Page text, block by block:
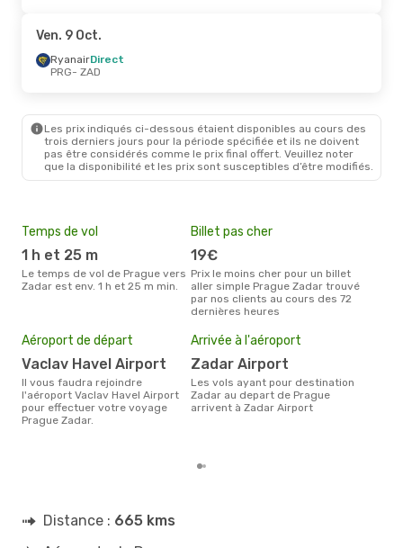
Ven. 9 Oct.
RyanairDirect
PRG- ZAD
Les prix indiqués ci-dessous étaient disponibles au cours des
trois derniers jours pour la période spécifiée et ils ne doivent
pas être considérés comme le prix final offert. Veuillez noter
que la disponibilité et les prix sont susceptibles d’être modifiés.
Temps de vol
1 h et 25 m
Le temps de vol de Prague vers
Zadar est env. 1 h et 25 m min.
Billet pas cher
19€
Prix le moins cher pour un billet
aller simple Prague Zadar trouvé
par nos clients au cours des 72
dernières heures
Aéroport de départ
Vaclav Havel Airport
Il vous faudra rejoindre
l'aéroport Vaclav Havel Airport
pour effectuer votre voyage
Prague Zadar.
Arrivée à l'aéroport
Zadar Airport
Les vols ayant pour destination
Zadar au depart de Prague
arrivent à Zadar Airport
Distance : 665 kms